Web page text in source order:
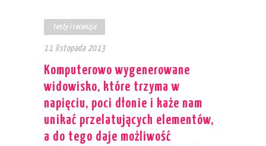
testy i recenzje
11 listopada 2013
Komputerowo wygenerowane
widowisko, które trzyma w
napięciu, poci dłonie i każe nam
unikać przelatujących elementów,
a do tego daje możliwość